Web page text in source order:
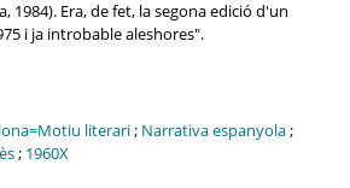
1984). Era, de fet, la segona edició d'un
i ja introbable aleshores".
literari; Narrativa espanyola;
; 1960X